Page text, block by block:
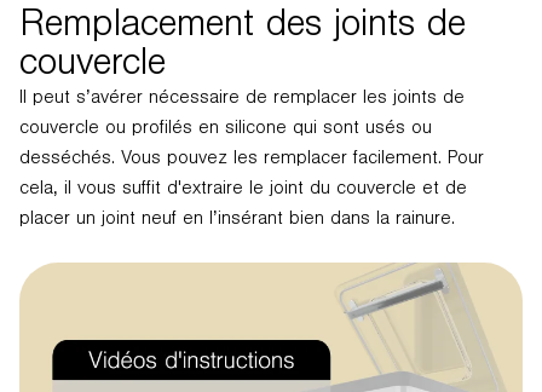
Remplacement des joints de
couvercle
Il peut s’avérer nécessaire de remplacer les joints de
couvercle ou profilés en silicone qui sont usés ou
desséchés. Vous pouvez les remplacer facilement. Pour
cela, il vous suffit d'extraire le joint du couvercle et de
placer un joint neuf en l’insérant bien dans la rainure.